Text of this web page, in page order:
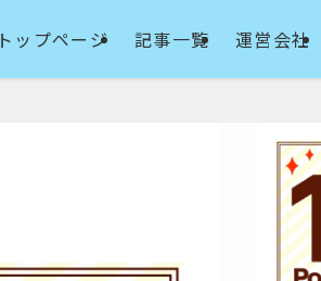
トップページ 記事一覧 運営会社